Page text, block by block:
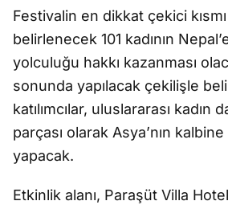
Festivalin en dikkat çekici
belirlenecek 101 kadının
yolculuğu hakkı kazanması
sonunda yapılacak çekilişle
katılımcılar, uluslararası kadın
parçası olarak Asya’nın
yapacak.
Etkinlik alanı, Paraşüt Villa